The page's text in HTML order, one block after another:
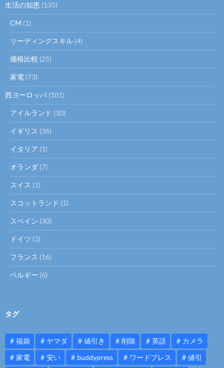
生活の知恵 (135)
CM (1)
リーディングスキル (4)
価格比較 (25)
家電 (73)
西ヨーロッパ (101)
アイルランド (10)
イギリス (36)
イタリア (1)
オランダ (7)
スイス (1)
スコットランド (1)
スペイン (30)
ドイツ (3)
フランス (16)
ベルギー (6)
タグ
福袋 ヤマダ 値引き 削除 英語
カメラ
家電
安い buddypress ワードプレス 値引